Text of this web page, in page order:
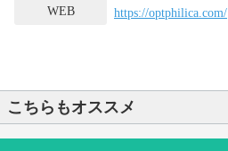
WEB https://optphilica.com/
こちらもオススメ